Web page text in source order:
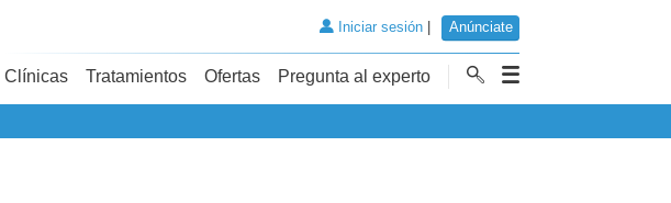
Iniciar sesión| Anúnciate
Clínicas Tratamientos Ofertas Pregunta al experto